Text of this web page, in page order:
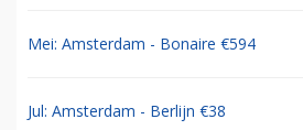
Mei: Amsterdam - Bonaire €594
Jul: Amsterdam - Berlijn €38